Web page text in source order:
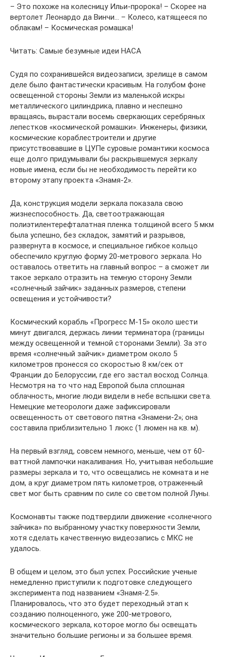
– Это похоже на колесницу Ильи-пророка! – Скорее на
вертолет Леонардо да Винчи… – Колесо, катящееся по
облакам! – Космическая ромашка!
Читать: Самые безумные идеи НАСА
Судя по сохранившейся видеозаписи, зрелище в самом
деле было фантастически красивым. На голубом фоне
освещенной стороны Земли из маленькой искры
металлического цилиндрика, плавно и неспешно
вращаясь, вырастали восемь сверкающих серебряных
лепестков «космической ромашки». Инженеры, физики,
космические кораблестроители и другие
присутствовавшие в ЦУПе суровые романтики космоса
еще долго придумывали бы раскрывшемуся зеркалу
новые имена, если бы не необходимость перейти ко
второму этапу проекта «Знамя-2».
Да, конструкция модели зеркала показала свою
жизнеспособность. Да, светоотражающая
полиэтилентерефталатная пленка толщиной всего 5 мкм
была успешно, без складок, замятий и разрывов,
развернута в космосе, и специальное гибкое кольцо
обеспечило круглую форму 20-метрового зеркала. Но
оставалось ответить на главный вопрос – а сможет ли
такое зеркало отразить на темную сторону Земли
«солнечный зайчик» заданных размеров, степени
освещения и устойчивости?
Космический корабль «Прогресс М-15» около шести
минут двигался, держась линии терминатора (границы
между освещенной и темной сторонами Земли). За это
время «солнечный зайчик» диаметром около 5
километров пронесся со скоростью 8 км/сек от
Франции до Белоруссии, где его застал восход Солнца.
Несмотря на то что над Европой была сплошная
облачность, многие люди видели в небе вспышки света.
Немецкие метеорологи даже зафиксировали
освещенность от светового пятна «Знамени-2»; она
составила приблизительно 1 люкс (1 люмен на кв. м).
На первый взгляд, совсем немного, меньше, чем от 60-
ваттной лампочки накаливания. Но, учитывая небольшие
размеры зеркала и то, что освещались не комната и не
дом, а круг диаметром пять километров, отраженный
свет мог быть сравним по силе со светом полной Луны.
Космонавты также подтвердили движение «солнечного
зайчика» по выбранному участку поверхности Земли,
хотя сделать качественную видеозапись с МКС не
удалось.
В общем и целом, это был успех. Российские ученые
немедленно приступили к подготовке следующего
эксперимента под названием «Знамя-2.5».
Планировалось, что это будет переходный этап к
созданию полноценного, уже 200-метрового,
космического зеркала, которое могло бы освещать
значительно большие регионы и за большее время.